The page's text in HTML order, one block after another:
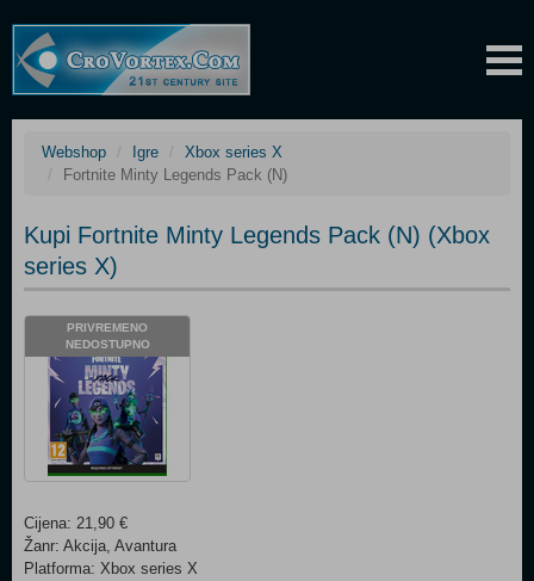
Webshop Igre
Xbox series X
Fortnite Minty Legends Pack (N)
Kupi Fortnite Minty Legends Pack (N) (Xbox
series X)
PRIVREMENO
NEDOSTUPNO
Cijena: 21,90 €
Žanr: Akcija, Avantura
Platforma: Xbox series X